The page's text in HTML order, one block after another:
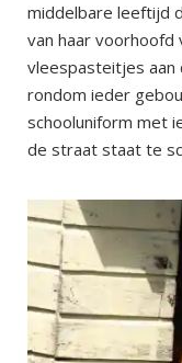
middelbare leeftijd
van haar voorhoofd
vleespasteitjes aan
rondom ieder
schooluniform met
de straat staat te